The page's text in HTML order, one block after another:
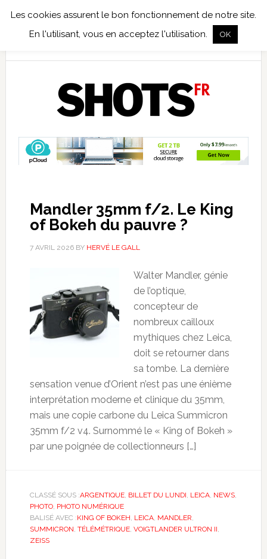
Mandler 35mm f/2. Le King
of Bokeh du pauvre ?
7 AVRIL 2026BY HERVÉ LE GALL
Walter Mandler, génie
de l’optique,
concepteur de
nombreux cailloux
mythiques chez Leica,
doit se retourner dans
sa tombe. La dernière
sensation venue d’Orient n’est pas une énième
interprétation moderne et clinique du 35mm,
mais une copie carbone du Leica Summicron
35mm f/2 v4. Surnommé le « King of Bokeh »
par une poignée de collectionneurs […]
CLASSÉ SOUS :ARGENTIQUE, BILLET DU LUNDI LEICA, NEWS,
PHOTO, PHOTO NUMÉRIQUE
BALISÉ AVEC :KING OF BOKEH LEICA, MANDLER
SUMMICRON TÉLÉMÉTRIQUE, VOIGTLANDER ULTRON II
ZEISS
Les cookies assurent le bon fonctionnement de notre site.
En l'utilisant, vous en acceptez l'utilisation.
OK